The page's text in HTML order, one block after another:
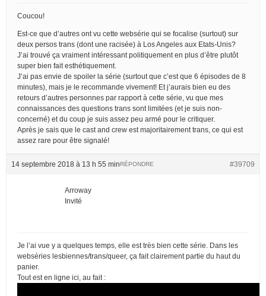
Coucou!
Est-ce que d’autres ont vu cette websérie qui se focalise (surtout) sur
deux persos trans (dont une racisée) à Los Angeles aux Etats-Unis?
J’ai trouvé ça vraiment intéressant politiquement en plus d’être plutôt
super bien fait esthétiquement.
J’ai pas envie de spoiler la série (surtout que c’est que 6 épisodes de 8
minutes), mais je le recommande vivement! Et j’aurais bien eu des
retours d’autres personnes par rapport à cette série, vu que mes
connaissances des questions trans sont limitées (et je suis non-
concerné) et du coup je suis assez peu armé pour le critiquer.
Après je sais que le cast and crew est majoritairement trans, ce qui est
assez rare pour être signalé!
14 septembre 2018 à 13 h 55 min #39709
RÉPONDRE
Arroway
Invité
Je l’ai vue y a quelques temps, elle est très bien cette série. Dans les
webséries lesbiennes/trans/queer, ça fait clairement partie du haut du
panier.
Tout est en ligne ici, au fait :